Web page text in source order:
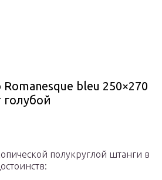
bleu 250×270
полукруглой штанги в